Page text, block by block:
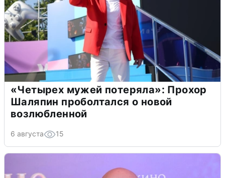
«Четырех мужей потеряла»: Прохор
Шаляпин проболтался о новой
возлюбленной
6 августа 15